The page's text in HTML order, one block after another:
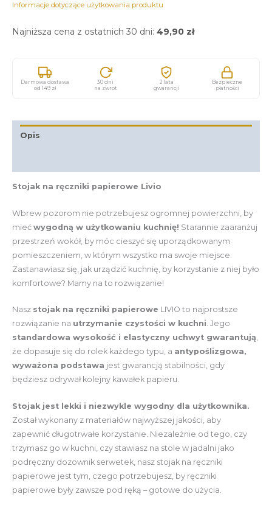
Informacje dotyczące użytkowania produktu
Najniższa cena z ostatnich 30 dni: 49,90 zł
Darmowa dostawa
od 149 zł
30 dni
na zwrot
2 lata
gwarancji
Bezpieczne
płatności
Opis
Stojak na ręczniki papierowe Livio
Wbrew pozorom nie potrzebujesz ogromnej powierzchni, by
mieć wygodną w użytkowaniu kuchnię! Starannie zaaranżuj
przestrzeń wokół, by móc cieszyć się uporządkowanym
pomieszczeniem, w którym wszystko ma swoje miejsce.
Zastanawiasz się, jak urządzić kuchnię, by korzystanie z niej było
komfortowe? Mamy na to rozwiązanie!
Nasz stojak na ręczniki papierowe LIVIO to najprostsze
rozwiązanie na utrzymanie czystości w kuchni. Jego
standardowa wysokość i elastyczny uchwyt gwarantują,
że dopasuje się do rolek każdego typu, a antypoślizgowa,
wyważona podstawa jest gwarancją stabilności, gdy
będziesz odrywał kolejny kawałek papieru.
Stojak jest lekki i niezwykle wygodny dla użytkownika.
Został wykonany z materiałów najwyższej jakości, aby
zapewnić długotrwałe korzystanie. Niezależnie od tego, czy
trzymasz go w kuchni, czy stawiasz na stole w jadalni jako
podręczny dozownik serwetek, nasz stojak na ręczniki
papierowe jest tym, czego potrzebujesz, by ręczniki
papierowe były zawsze pod ręką – gotowe do użycia.